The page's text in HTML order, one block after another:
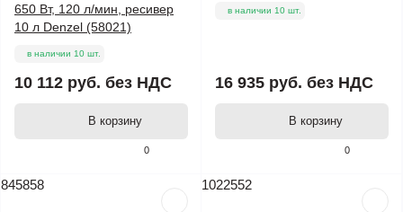
0
650 Вт, 120 л/мин, ресивер
10 л Denzel (58021)
в наличии 10 шт.
10 112 руб. без НДС
В корзину
0
в наличии 10 шт.
16 935 руб. без НДС
В корзину
845858 1022552